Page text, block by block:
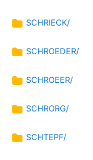
SCHRIECK/
SCHROEDER/
SCHROEER/
SCHRORG/
SCHTEPF/